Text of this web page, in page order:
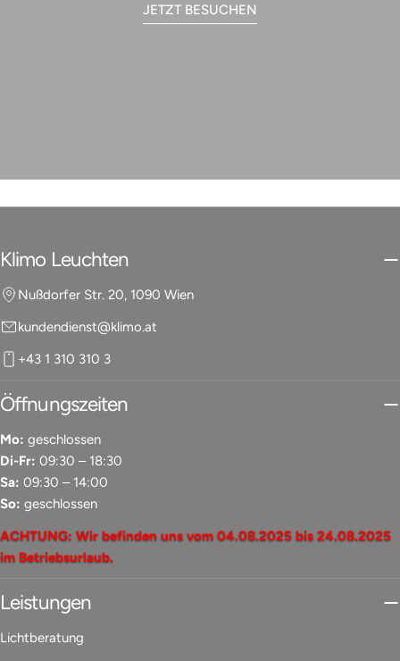
JETZT BESUCHEN
Klimo Leuchten
Nußdorfer Str. 20, 1090 Wien
kundendienst@klimo.at
+43 1 310 310 3
Öffnungszeiten
Mo: geschlossen
Di-Fr: 09:30 – 18:30
Sa: 09:30 – 14:00
So: geschlossen
ACHTUNG: Wir befinden uns vom 04.08.2025 bis 24.08.2025
im Betriebsurlaub.
Leistungen
Lichtberatung